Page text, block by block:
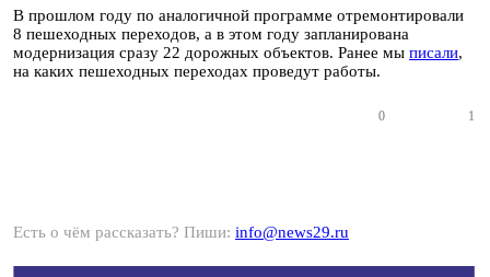
В прошлом году по аналогичной программе отремонтировали
8 пешеходных переходов, а в этом году запланирована
модернизация сразу 22 дорожных объектов. Ранее мы писали,
на каких пешеходных переходах проведут работы.
0 1
Есть о чём рассказать? Пиши: info@news29.ru